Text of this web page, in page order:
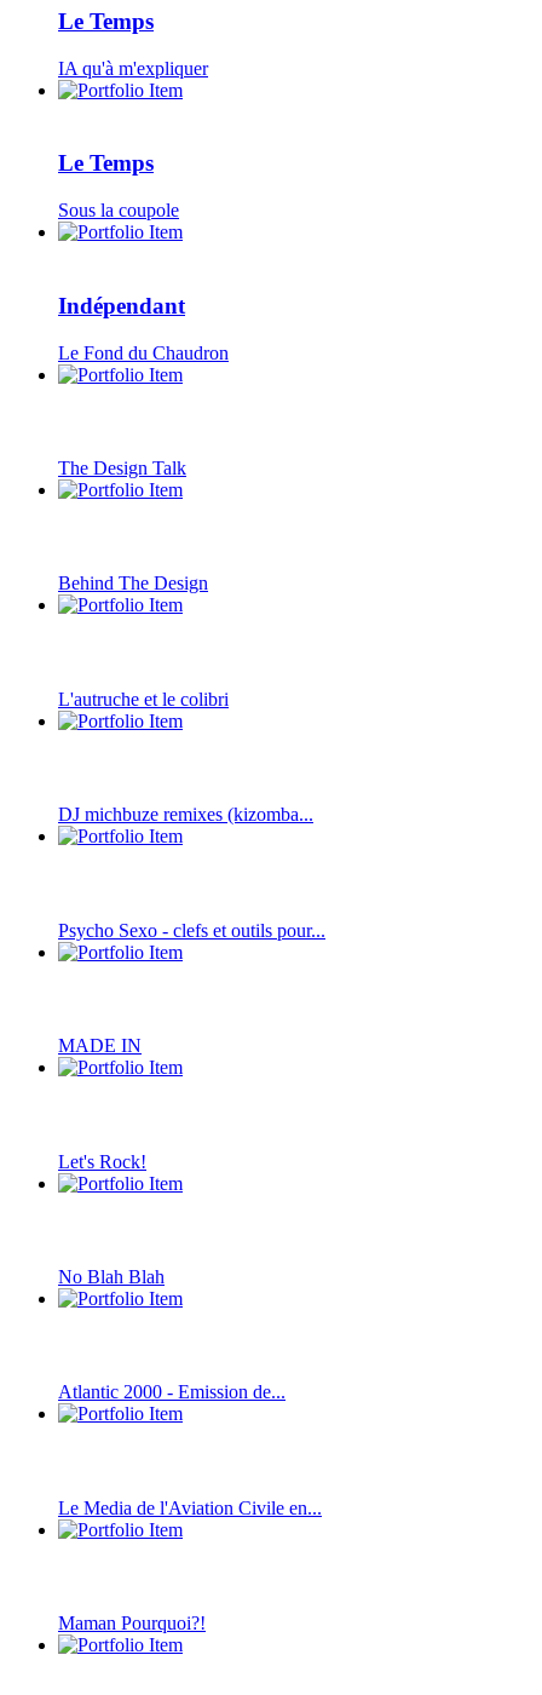
Le Temps
IA qu'à m'expliquer
Le Temps
Sous la coupole
Indépendant
Le Fond du Chaudron
The Design Talk
Behind The Design
L'autruche et le colibri
DJ michbuze remixes (kizomba...
Psycho Sexo - clefs et outils pour...
MADE IN
Let's Rock!
No Blah Blah
Atlantic 2000 - Emission de...
Le Media de l'Aviation Civile en...
Maman Pourquoi?!